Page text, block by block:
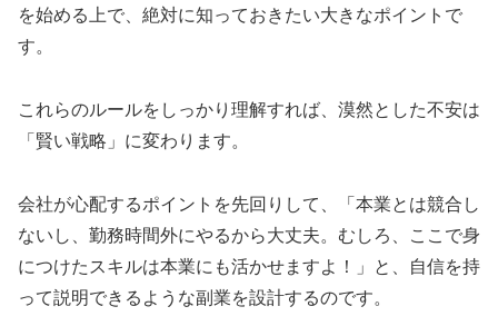
を始める上で、絶対に知っておきたい大きなポイントで
す。
これらのルールをしっかり理解すれば、漠然とした不安は
「賢い戦略」に変わります。
会社が心配するポイントを先回りして、「本業とは競合し
ないし、勤務時間外にやるから大丈夫。むしろ、ここで身
につけたスキルは本業にも活かせますよ！」と、自信を持
って説明できるような副業を設計するのです。